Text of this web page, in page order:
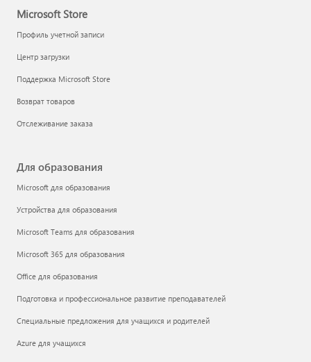
Microsoft Store
Профиль учетной записи
Центр загрузки
Поддержка Microsoft Store
Возврат товаров
Отслеживание заказа
Для образования
Microsoft для образования
Устройства для образования
Microsoft Teams для образования
Microsoft 365 для образования
Office для образования
Подготовка и профессиональное развитие преподавателей
Специальные предложения для учащихся и родителей
Azure для учащихся